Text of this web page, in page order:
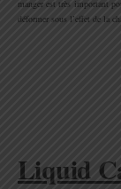
manger est très important
déformer sous l’effet de la
Liquid